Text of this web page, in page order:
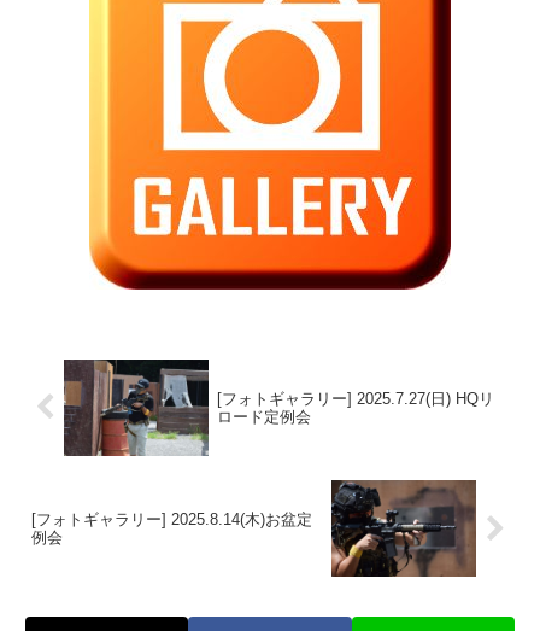
[フォトギャラリー] 2025.7.27(日) HQリ
ロード定例会
[フォトギャラリー] 2025.8.14(木)お盆定
例会